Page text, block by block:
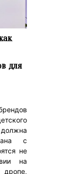
для
должна
с
не
на
дропе,